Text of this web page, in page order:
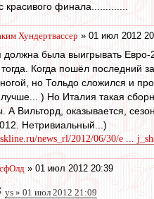
финала.............
Хундертвассер » 01 июл 2012
должна была выигрывать Евро-
Когда пошёл последний
ногой, но Тольдо сложился и
лучше... ) Но Италия такая
А Вильторд, оказывается,
Нетривиальный...)
news_rl/2012/06/30/e ...
» 01 июл 2012 20:39
ys » 01 июл 2012 21:09